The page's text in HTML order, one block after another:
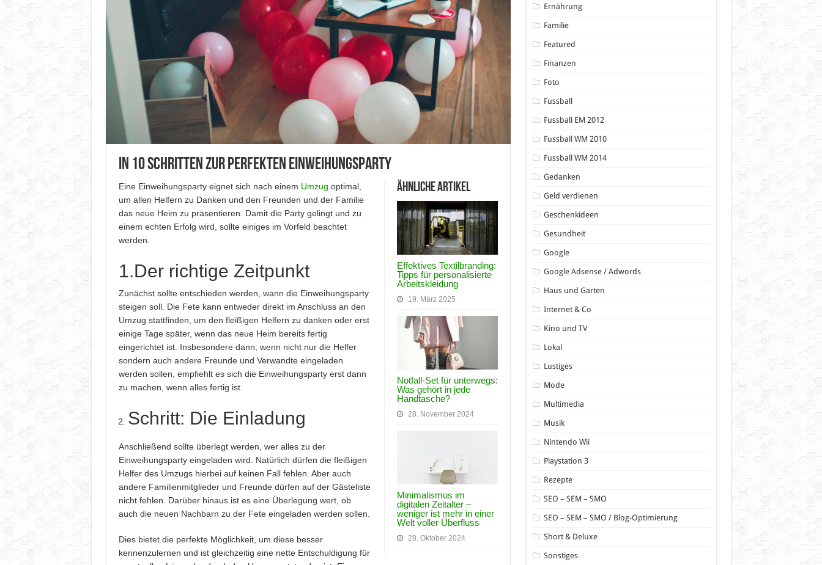
In 10 Schritten zur perfekten Einweihungsparty
Ähnliche Artikel
Effektives Textilbranding:
Tipps für personalisierte
Arbeitskleidung
19. März 2025
Notfall-Set für unterwegs:
Was gehört in jede
Handtasche?
28. November 2024
Minimalismus im
digitalen Zeitalter –
weniger ist mehr in einer
Welt voller Überfluss
28. Oktober 2024
Eine Einweihungsparty eignet sich nach einem Umzug optimal,
um allen Helfern zu Danken und den Freunden und der Familie
das neue Heim zu präsentieren. Damit die Party gelingt und zu
einem echten Erfolg wird, sollte einiges im Vorfeld beachtet
werden.
1.Der richtige Zeitpunkt
Zunächst sollte entschieden werden, wann die Einweihungsparty
steigen soll. Die Fete kann entweder direkt im Anschluss an den
Umzug stattfinden, um den fleißigen Helfern zu danken oder erst
einige Tage später, wenn das neue Heim bereits fertig
eingerichtet ist. Insbesondere dann, wenn nicht nur die Helfer
sondern auch andere Freunde und Verwandte eingeladen
werden sollen, empfiehlt es sich die Einweihungsparty erst dann
zu machen, wenn alles fertig ist.
Schritt: Die Einladung
Anschließend sollte überlegt werden, wer alles zu der
Einweihungsparty eingeladen wird. Natürlich dürfen die fleißigen
Helfer des Umzugs hierbei auf keinen Fall fehlen. Aber auch
andere Familienmitglieder und Freunde dürfen auf der Gästeliste
nicht fehlen. Darüber hinaus ist es eine Überlegung wert, ob
auch die neuen Nachbarn zu der Fete eingeladen werden sollen.
Dies bietet die perfekte Möglichkeit, um diese besser
kennenzulernen und ist gleichzeitig eine nette Entschuldigung für
Ernährung
Familie
Featured
Finanzen
Foto
Fussball
Fussball EM 2012
Fussball WM 2010
Fussball WM 2014
Gedanken
Geld verdienen
Geschenkideen
Gesundheit
Google
Google Adsense / Adwords
Haus und Garten
Internet & Co
Kino und TV
Lokal
Lustiges
Mode
Multimedia
Musik
Nintendo Wii
Playstation 3
Rezepte
SEO – SEM – SMO
SEO – SEM – SMO / Blog-Optimierung
Short & Deluxe
Sonstiges